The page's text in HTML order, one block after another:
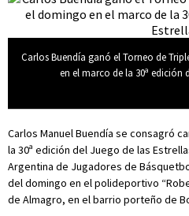
Carlos Buendía ganó el Torneo de
en el marco de la 30ª edición
Carlos Manuel Buendía se consagró
la 30ª edición del Juego de las
Argentina de Jugadores de
del domingo en el polideportivo
de Almagro, en el barrio porteño de